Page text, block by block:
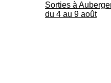
Sorties à
du 4 au 9 août